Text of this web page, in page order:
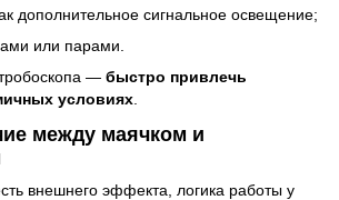
дополнительное сигнальное освещение;
или парами.
— быстро привлечь
условиях.
между маячком и
внешнего эффекта, логика работы у